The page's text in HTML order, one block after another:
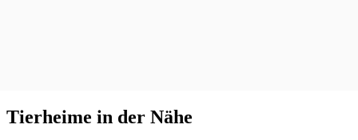
Tierheime in der Nähe